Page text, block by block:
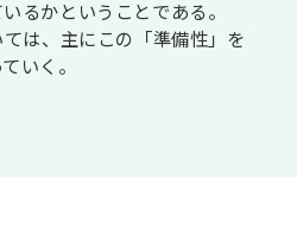
るかということである。
は、主にこの「準備性」を
いく。